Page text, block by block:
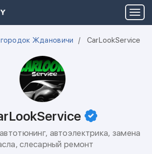
Ждановичи CarLookService
автоэлектрика, замена
слесарный ремонт